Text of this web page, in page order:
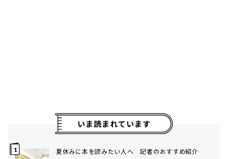
いま読まれています
夏休みに本を読みたい人へ 記者のおすすめ紹介